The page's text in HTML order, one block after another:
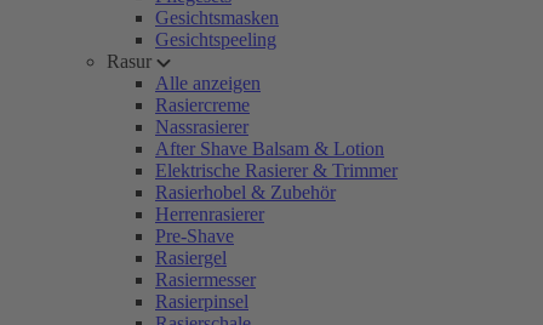
Gesichtsmasken
Gesichtspeeling
Rasur
Alle anzeigen
Rasiercreme
Nassrasierer
After Shave Balsam & Lotion
Elektrische Rasierer & Trimmer
Rasierhobel & Zubehör
Herrenrasierer
Pre-Shave
Rasiergel
Rasiermesser
Rasierpinsel